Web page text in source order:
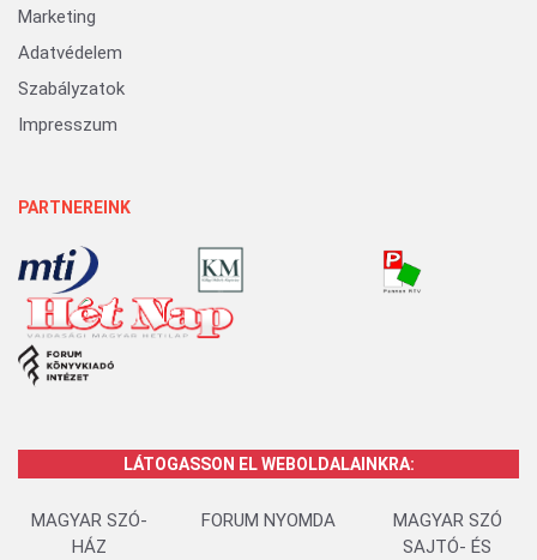
Marketing
Adatvédelem
Szabályzatok
Impresszum
PARTNEREINK
LÁTOGASSON EL WEBOLDALAINKRA:
MAGYAR SZÓ-
HÁZ
FORUM NYOMDA
MAGYAR SZÓ
SAJTÓ- ÉS